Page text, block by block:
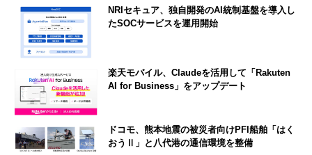
NRIセキュア、独自開発のAI統制基盤を導入し
たSOCサービスを運用開始
楽天モバイル、Claudeを活用して「Rakuten
AI for Business」をアップデート
ドコモ、熊本地震の被災者向けPFI船舶「はく
おうⅡ」と八代港の通信環境を整備